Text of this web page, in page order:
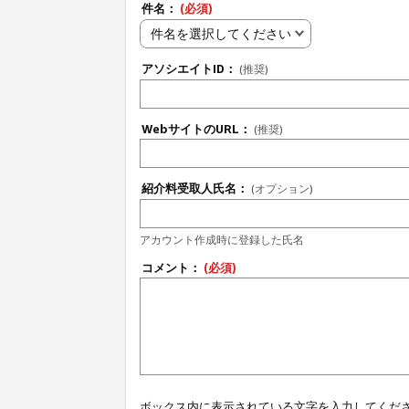
件名： (必須)
件名を選択してください
アソシエイトID： (推奨)
WebサイトのURL： (推奨)
紹介料受取人氏名： (オプション)
アカウント作成時に登録した氏名
コメント： (必須)